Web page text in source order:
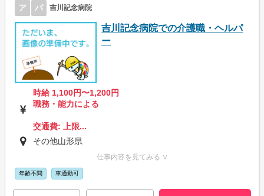
ア パ 吉川記念病院
吉川記念病院での介護職・ヘルパ
ー
時給 1,100円〜1,200円
職務・能力による
交通費: 上限...
その他山形県
仕事内容を見てみる ∨
年齢不問 車通勤可